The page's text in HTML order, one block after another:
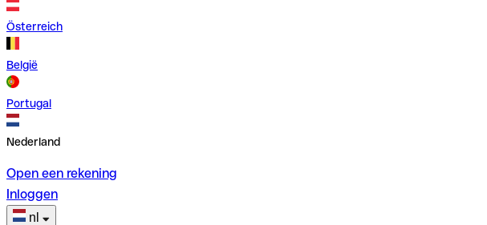
Österreich
België
Portugal
Nederland
Open een rekening
Inloggen
nl